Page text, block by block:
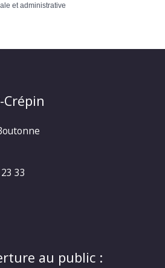
et administrative
33
au public :